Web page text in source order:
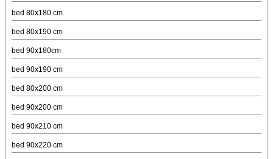
bed 80x180 cm
bed 80x190 cm
bed 90x180cm
bed 90x190 cm
bed 80x200 cm
bed 90x200 cm
bed 90x210 cm
bed 90x220 cm